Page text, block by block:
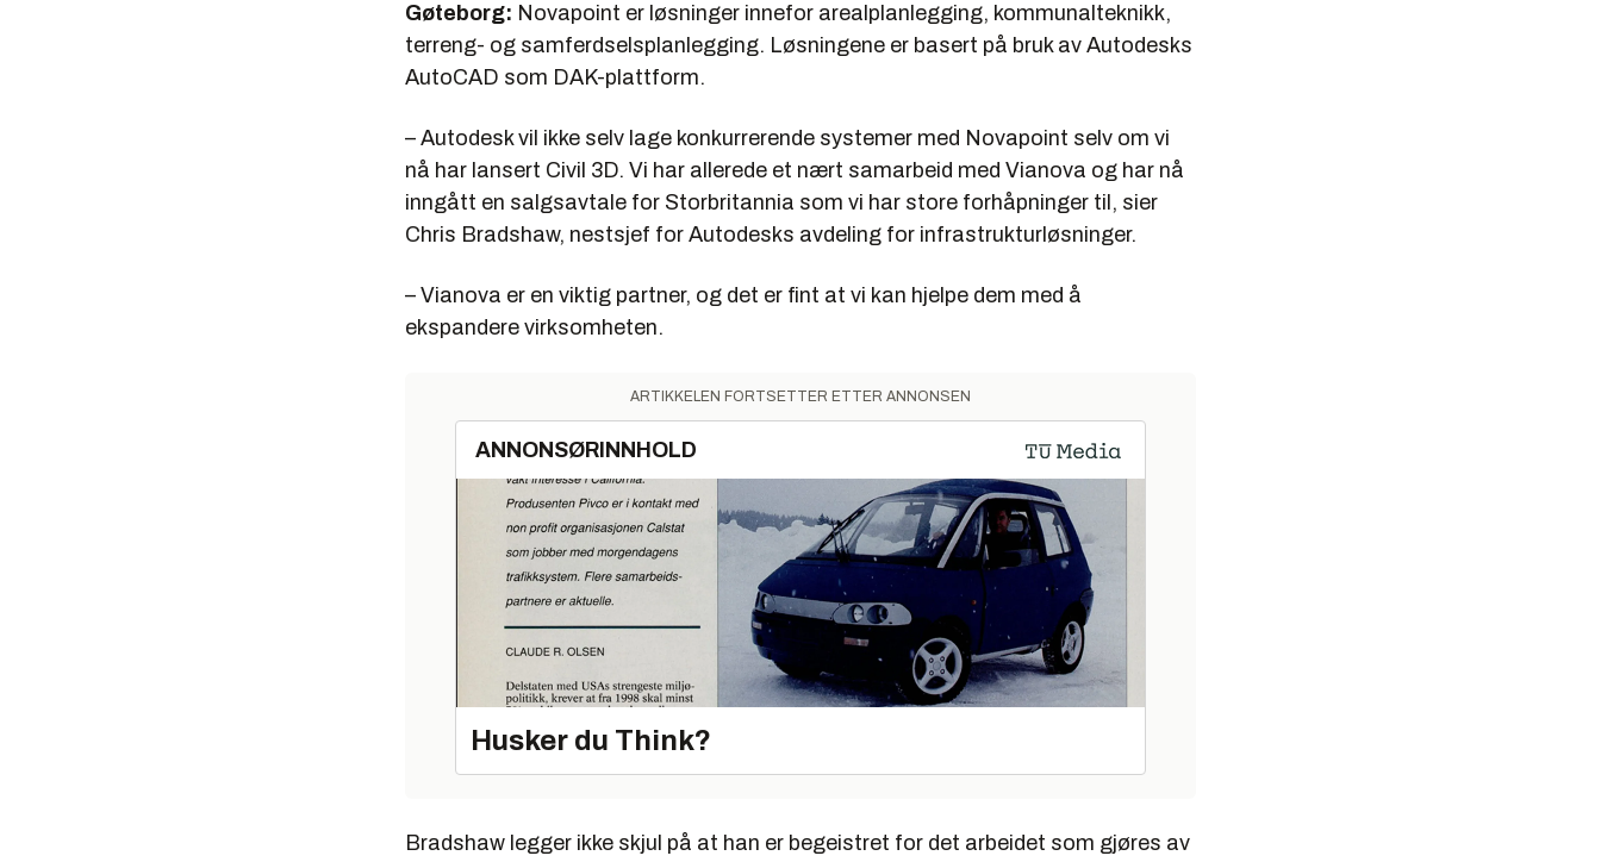
Gøteborg: Novapoint er løsninger innefor arealplanlegging, kommunalteknikk,
terreng- og samferdselsplanlegging. Løsningene er basert på bruk av Autodesks
AutoCAD som DAK-plattform.
– Autodesk vil ikke selv lage konkurrerende systemer med Novapoint selv om vi
nå har lansert Civil 3D. Vi har allerede et nært samarbeid med Vianova og har nå
inngått en salgsavtale for Storbritannia som vi har store forhåpninger til, sier
Chris Bradshaw, nestsjef for Autodesks avdeling for infrastrukturløsninger.
– Vianova er en viktig partner, og det er fint at vi kan hjelpe dem med å
ekspandere virksomheten.
ARTIKKELEN FORTSETTER ETTER ANNONSEN
ANNONSØRINNHOLD
Husker du Think?
Bradshaw legger ikke skjul på at han er begeistret for det arbeidet som gjøres av